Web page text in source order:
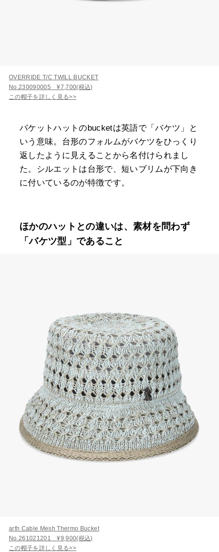
OVERRIDE T/C TWILL BUCKET
No.230090005 ¥7,700(税込)
この帽子を詳しく見る>>
バケットハットのbucketは英語で「バケツ」と
いう意味。台形のフォルムがバケツをひっくり
返したように見えることから名付けられまし
た。シルエットは台形で、短いブリムが下向き
に付いているのが特徴です。
ほかのハットとの違いは、素材を問わず
「バケツ型」であること
arth Cable Mesh Thermo Bucket
No.261021201 ¥9,900(税込)
この帽子を詳しく見る>>